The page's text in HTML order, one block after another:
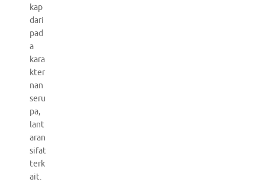
kap
dari
pad
a
kara
kter
nan
seru
pa,
lant
aran
sifat
terk
ait.